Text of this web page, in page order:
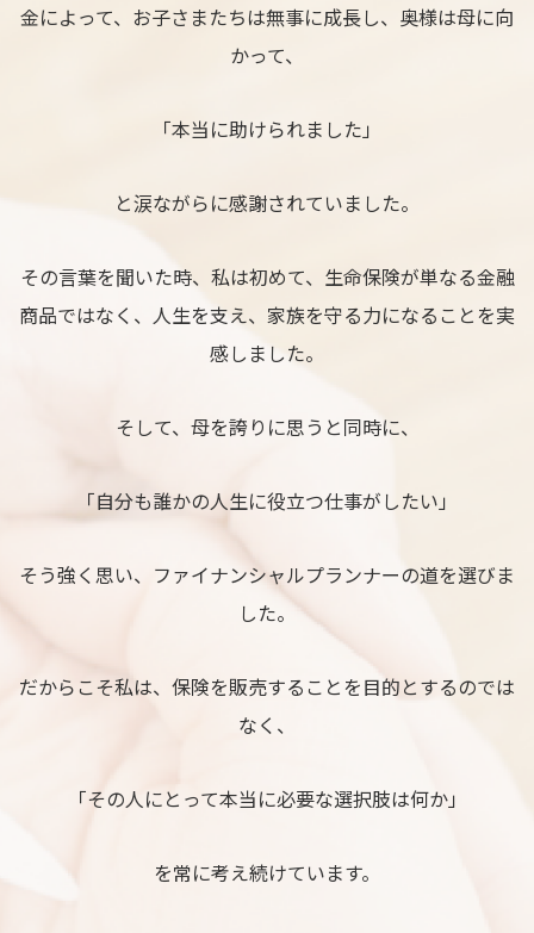
金によって、お子さまたちは無事に成長し、奥様は母に向
かって、
「本当に助けられました」
と涙ながらに感謝されていました。
その言葉を聞いた時、私は初めて、生命保険が単なる金融
商品ではなく、人生を支え、家族を守る力になることを実
感しました。
そして、母を誇りに思うと同時に、
「自分も誰かの人生に役立つ仕事がしたい」
そう強く思い、ファイナンシャルプランナーの道を選びま
した。
だからこそ私は、保険を販売することを目的とするのでは
なく、
「その人にとって本当に必要な選択肢は何か」
を常に考え続けています。